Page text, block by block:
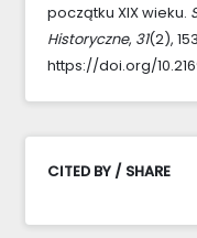
początku XIX wieku.
Historyczne, 31(2),
https://doi.org/
CITED BY / SHARE